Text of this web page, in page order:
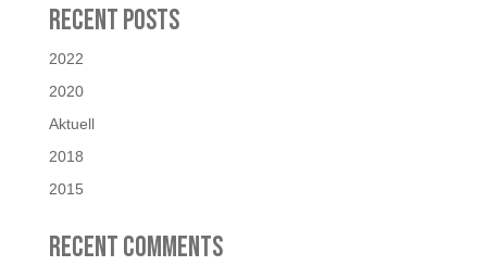
Recent Posts
2022
2020
Aktuell
2018
2015
Recent Comments